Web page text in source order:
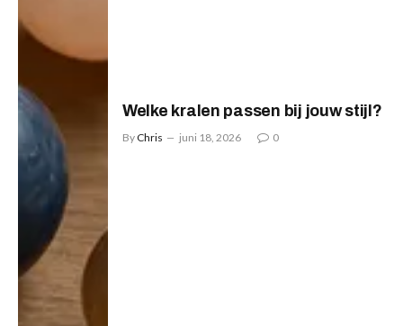
Welke kralen passen bij jouw stijl?
By Chris juni 18, 2026 0